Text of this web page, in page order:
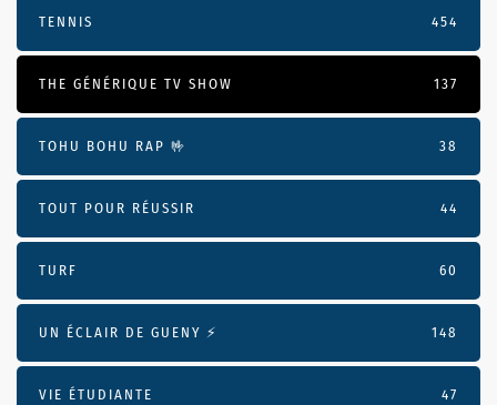
TENNIS 454
THE GÉNÉRIQUE TV SHOW 137
TOHU BOHU RAP 🤟 38
TOUT POUR RÉUSSIR 44
TURF 60
UN ÉCLAIR DE GUENY ⚡️ 148
VIE ÉTUDIANTE 47